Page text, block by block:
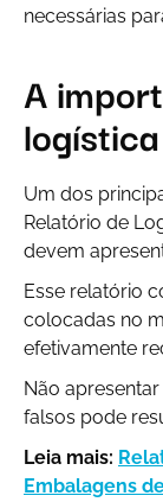
necessárias
A
Um dos
Relatório de
devem
Esse relatório
colocadas no
efetivamente
Não
falsos pode
Leia mais:
Embalagens